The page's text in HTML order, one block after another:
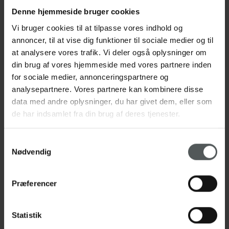
Denne hjemmeside bruger cookies
Vi bruger cookies til at tilpasse vores indhold og
annoncer, til at vise dig funktioner til sociale medier og til
at analysere vores trafik. Vi deler også oplysninger om
din brug af vores hjemmeside med vores partnere inden
for sociale medier, annonceringspartnere og
analysepartnere. Vores partnere kan kombinere disse
data med andre oplysninger, du har givet dem, eller som
de har indsamlet fra din brug af deres tjenester.
Nødvendig
Præferencer
Statistik
958 kr.
Total 4425 kr. 2316 kr.
*Aktuel dagspris fra medicinpriser.dk pr. 01.01.2026
Som VetPlan®-kunde får du desuden:
10% rabat på legetøj, godbidder og øvrige varer i
340 kr. rabat på tandrensning og gratis
tandrøntgenoverblik (600 kr.).
narkose eller medicinsk kastration.